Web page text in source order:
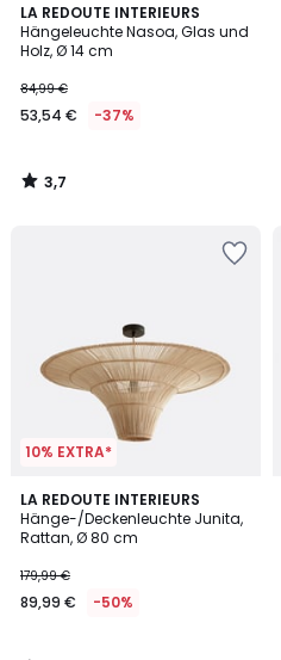
LA REDOUTE INTERIEURS
Hängeleuchte Nasoa, Glas und
Holz, Ø 14 cm
84,99 €
53,54 € -37%
3,7
/ 5
3,7
/
10% EXTRA*
LA REDOUTE INTERIEURS
Hänge-/Deckenleuchte Junita,
Rattan, Ø 80 cm
179,99 €
89,99 € -50%
5
/
5